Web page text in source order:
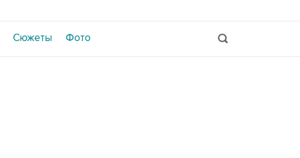
Сюжеты Фото